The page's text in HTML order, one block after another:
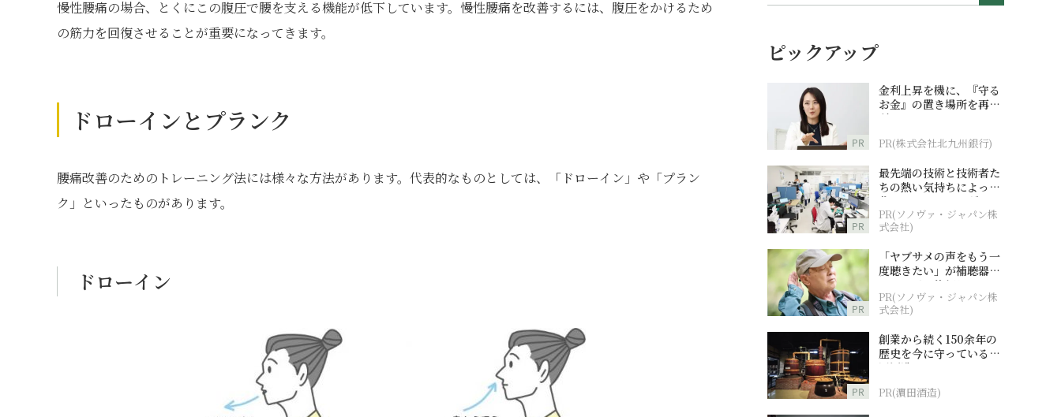
慢性腰痛の場合、とくにこの腹圧で腰を支える機能が低下しています。慢性腰痛を改善するには、腹圧をかけるため
の筋力を回復させることが重要になってきます。
ドローインとプランク
腰痛改善のためのトレーニング法には様々な方法があります。代表的なものとしては、「ドローイン」や「プラン
ク」といったものがあります。
ドローイン
ピックアップ
PR
金利上昇を機に、『守る
お金』の置き場所を再検
討
PR(株式会社北九州銀行)
PR
最先端の技術と技術者た
ちの熱い気持ちによって
作られているオーダーメ
イド補聴器
PR(ソノヴァ・ジャパン株
式会社)
PR
「ヤブサメの声をもう一
度聴きたい」が補聴器チ
ャレンジの後押しに
PR(ソノヴァ・ジャパン株
式会社)
PR
創業から続く150余年の
歴史を今に守っている濵
田酒造
PR(濵田酒造)